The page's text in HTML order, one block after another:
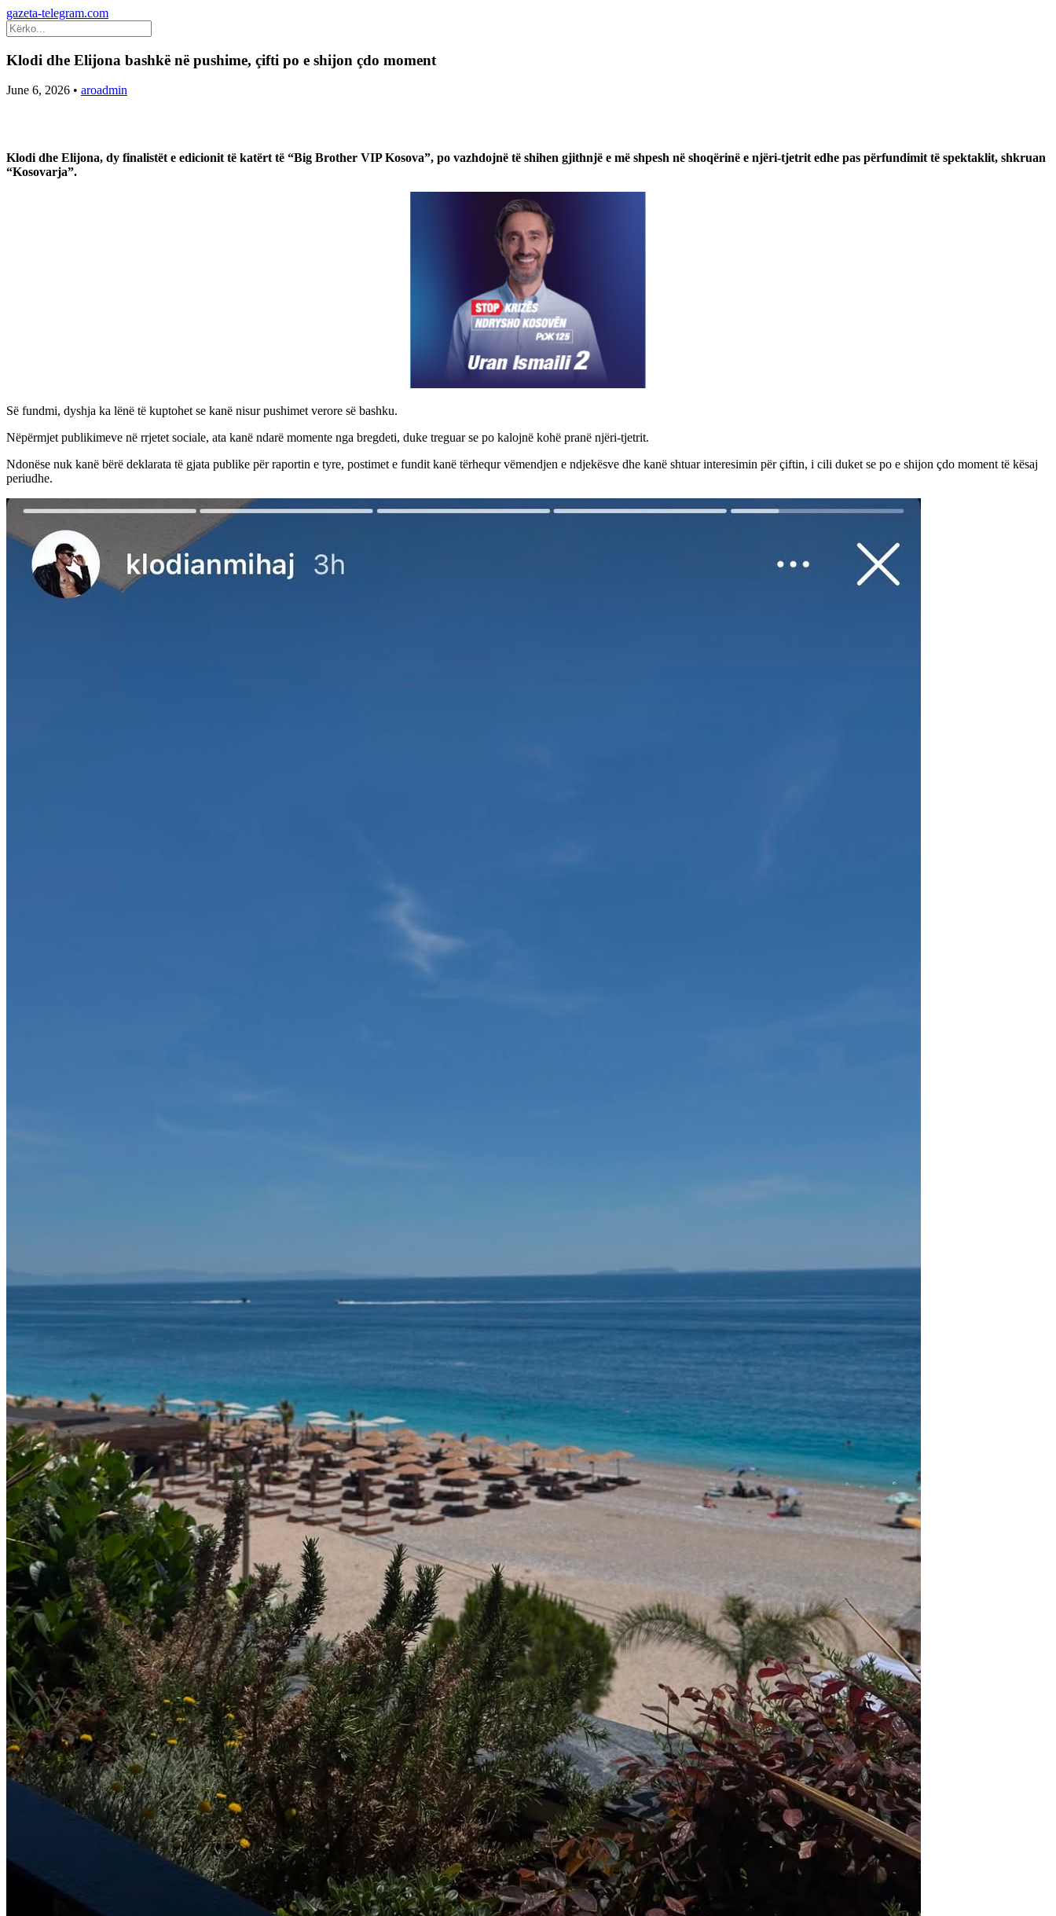
gazeta-telegram.com
Klodi dhe Elijona bashkë në pushime, çifti po e shijon çdo moment
June 6, 2026 • aroadmin
Klodi dhe Elijona, dy finalistët e edicionit të katërt të “Big Brother VIP Kosova”, po vazhdojnë të shihen gjithnjë e më shpesh në shoqërinë e njëri-tjetrit edhe pas përfundimit të spektaklit, shkruan
“Kosovarja”.
Së fundmi, dyshja ka lënë të kuptohet se kanë nisur pushimet verore së bashku.
Nëpërmjet publikimeve në rrjetet sociale, ata kanë ndarë momente nga bregdeti, duke treguar se po kalojnë kohë pranë njëri-tjetrit.
Ndonëse nuk kanë bërë deklarata të gjata publike për raportin e tyre, postimet e fundit kanë tërhequr vëmendjen e ndjekësve dhe kanë shtuar interesimin për çiftin, i cili duket se po e shijon çdo moment të kësaj
periudhe.